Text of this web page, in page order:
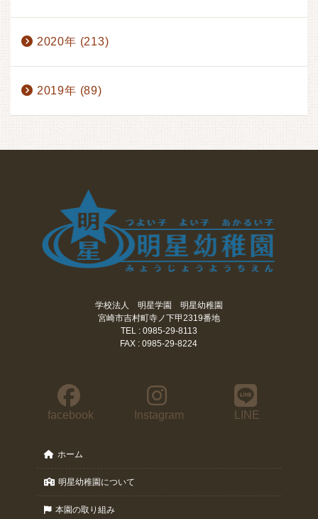
2020年 (213)
2019年 (89)
学校法人 明星学園 明星幼稚園
宮崎市吉村町寺ノ下甲2319番地
TEL : 0985-29-8113
FAX : 0985-29-8224
facebook Instagram LINE
ホーム
明星幼稚園について
本園の取り組み